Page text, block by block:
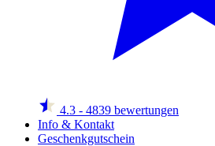
4.3 - 4839 bewertungen
Info & Kontakt
Geschenkgutschein